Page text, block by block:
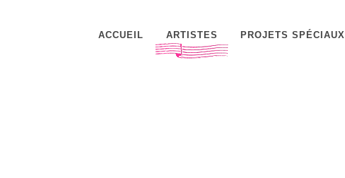
ACCUEIL ARTISTES PROJETS SPÉCIAUX